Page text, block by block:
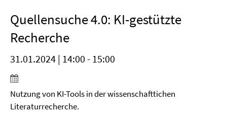
Quellensuche 4.0: KI-gestützte
Recherche
31.01.2024 | 14:00 - 15:00
Nutzung von KI-Tools in der wissenschafttichen
Literaturrecherche.